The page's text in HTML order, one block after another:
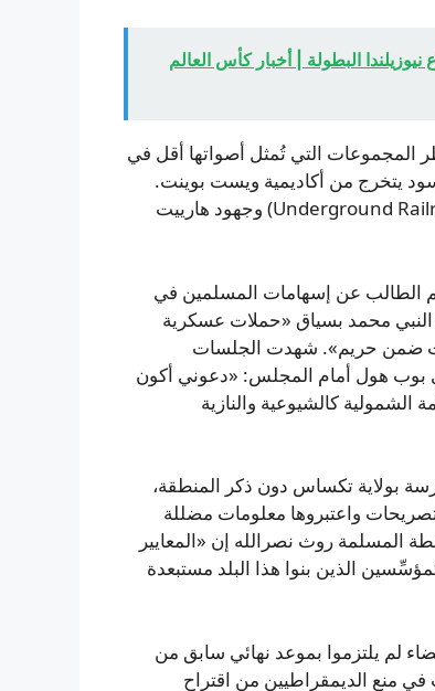
البطولة | أخبار كأس العالم
المجموعات التي تُمثل أصواتها أقل في
أسود يتخرج من أكاديمية ويست بوينت.
وأضافوا مطلبًا يُقارن بين قصة موسى التوراتية وسكك الهروب (Underground Railroad) وجهود هارييت
الطالب عن إسهامات المسلمين في
محمد بسياق «حملات عسكرية
ضمن حريم». شهدت الجلسات
بوب هول أمام المجلس: «دعوني أكون
الشمولية كالشيوعية والنازية
بولاية تكساس دون ذكر المنطقة،
واعتبروها معلومات مضللة
المسلمة روث نصرالله إن «المعايير
الذين بنوا هذا البلد مستبعدة
لم يلتزموا بموعد نهائي سابق من
منع الديمقراطيين من اقتراح